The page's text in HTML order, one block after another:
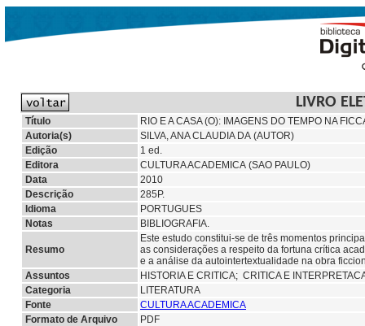
LIVRO
Título
RIO E A CASA (O): IMAGENS DO TEMPO NA
Autoria(s)
SILVA, ANA CLAUDIA DA (AUTOR)
Edição
1 ed.
Editora
CULTURA ACADEMICA (SAO PAULO)
Data
2010
Descrição
285P.
Idioma
PORTUGUES
Notas
BIBLIOGRAFIA.
Resumo
Este estudo constitui-se de três momentos
as considerações a respeito da fortuna crítica
e a análise da autointertextualidade na obra
Assuntos
HISTORIA E CRITICA; CRITICA E
Categoria
LITERATURA
Fonte
CULTURA ACADEMICA
Formato de Arquivo
PDF